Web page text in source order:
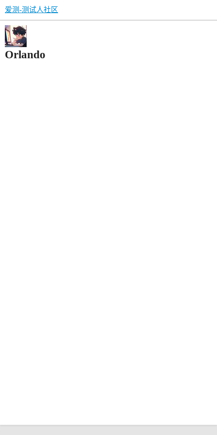
爱测-测试人社区
Orlando